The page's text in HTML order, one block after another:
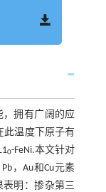
，拥有广阔的应
此温度下原子有
10-FeNi.本文针对
，Au和Cu元素
表明：掺杂第三